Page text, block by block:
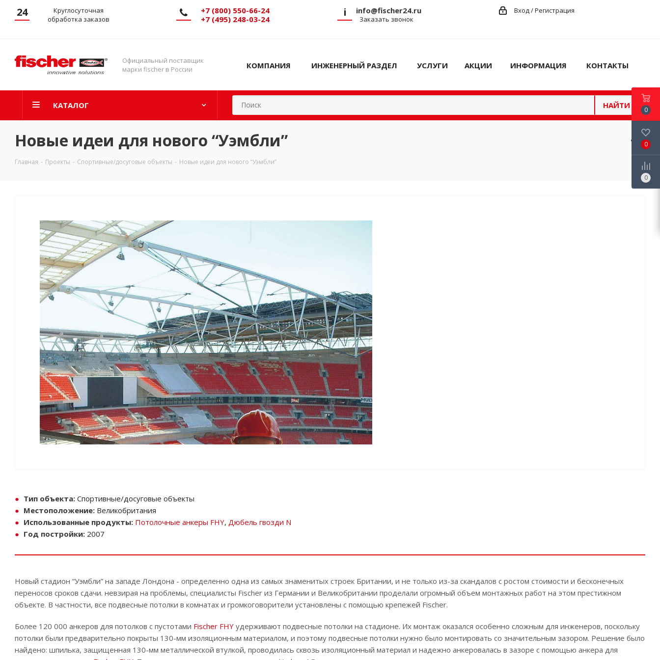
24
Круглосуточная
обработка заказов
+7 (800) 550-66-24
+7 (495) 248-03-24
i info@fischer24.ru
Заказать звонок
Вход / Регистрация
Официальный поставщик
марки fischer в России
КОМПАНИЯ ИНЖЕНЕРНЫЙ РАЗДЕЛ УСЛУГИ АКЦИИ ИНФОРМАЦИЯ КОНТАКТЫ
КАТАЛОГ НАЙТИ
Новые идеи для нового “Уэмбли”
Главная - Проекты - Спортивные/досуговые объекты - Новые идеи для нового “Уэмбли”
Тип объекта: Спортивные/досуговые объекты
Местоположение: Великобритания
Использованные продукты: Потолочные анкеры FHY, Дюбель гвозди N
Год постройки: 2007
Новый стадион “Уэмбли” на западе Лондона - определенно одна из самых знаменитых строек Британии, и не только из-за скандалов с ростом стоимости и бесконечных
переносов сроков сдачи. невзирая на проблемы, специалисты Fischer из Германии и Великобритании проделали огромный объем монтажных работ на этом престижном
объекте. В частности, все подвесные потолки в комнатах и громкоговорители установлены с помощью крепежей Fischer.
Более 120 000 анкеров для потолков с пустотами Fischer FHY удерживают подвесные потолки на стадионе. Их монтаж оказался особенно сложным для инженеров, поскольку
потолки были предварительно покрыты 130-мм изоляционным материалом, и поэтому подвесные потолки нужно было монтировать со значительным зазором. Решение было
найдено: шпилька, защищенная 130-мм металлической втулкой, проводилась сквозь изоляционный материал и надежно анкеровалась в зазоре с помощью анкера для
0
0
0